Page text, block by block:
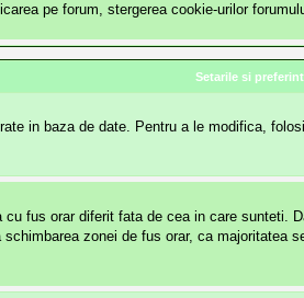
pe forum, stergerea cookie-urilor
Setarile si
in baza de date. Pentru a le modifica,
fus orar diferit fata de cea in care
zonei de fus orar, ca